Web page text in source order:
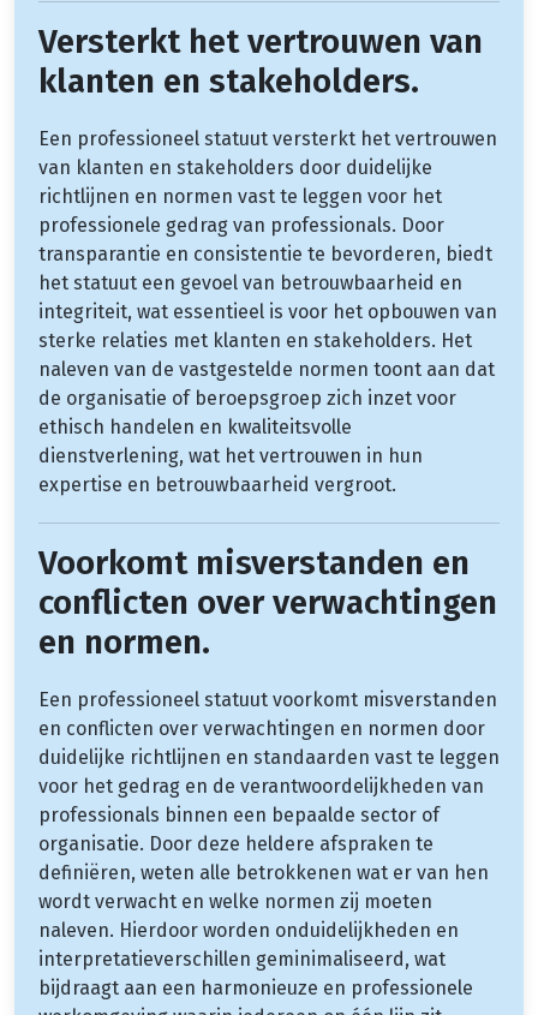
Versterkt het vertrouwen van
klanten en stakeholders.
Een professioneel statuut versterkt het vertrouwen
van klanten en stakeholders door duidelijke
richtlijnen en normen vast te leggen voor het
professionele gedrag van professionals. Door
transparantie en consistentie te bevorderen, biedt
het statuut een gevoel van betrouwbaarheid en
integriteit, wat essentieel is voor het opbouwen van
sterke relaties met klanten en stakeholders. Het
naleven van de vastgestelde normen toont aan dat
de organisatie of beroepsgroep zich inzet voor
ethisch handelen en kwaliteitsvolle
dienstverlening, wat het vertrouwen in hun
expertise en betrouwbaarheid vergroot.
Voorkomt misverstanden en
conflicten over verwachtingen
en normen.
Een professioneel statuut voorkomt misverstanden
en conflicten over verwachtingen en normen door
duidelijke richtlijnen en standaarden vast te leggen
voor het gedrag en de verantwoordelijkheden van
professionals binnen een bepaalde sector of
organisatie. Door deze heldere afspraken te
definiëren, weten alle betrokkenen wat er van hen
wordt verwacht en welke normen zij moeten
naleven. Hierdoor worden onduidelijkheden en
interpretatieverschillen geminimaliseerd, wat
bijdraagt aan een harmonieuze en professionele